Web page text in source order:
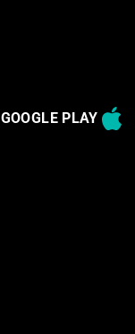
GOOGLE PLAY